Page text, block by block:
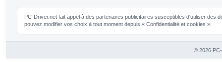
PC-Driver.net fait appel à des partenaires publicitaires susceptibles d'utiliser
pouvez modifier vos choix à tout moment depuis « Confidentialité et cookies ».
© 2026